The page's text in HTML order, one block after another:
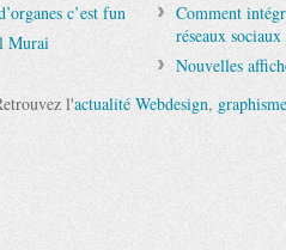
c’est fun
Murai
Comment
réseaux
Nouvelles
l'actualité Webdesign, graphisme